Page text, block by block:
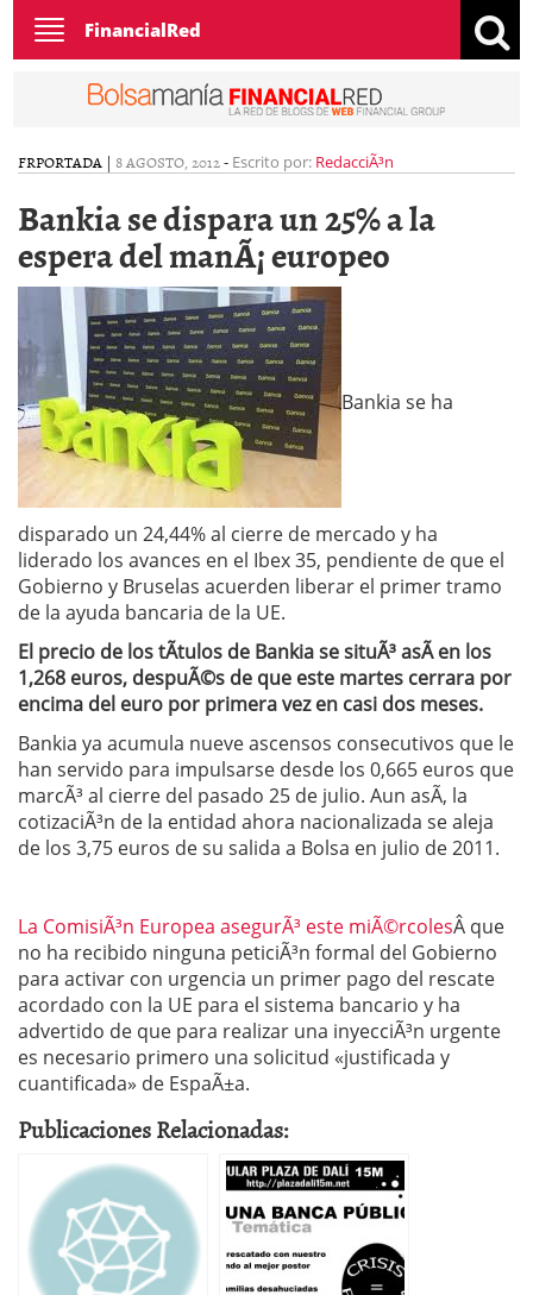
Toggle
navigation
FinancialRed
FRPORTADA | 8 AGOSTO, 2012- Escrito por: RedacciÃ³n
Bankia se dispara un 25% a la
espera del manÃ¡ europeo
Bankia se ha
disparado un 24,44% al cierre de mercado y ha
liderado los avances en el Ibex 35, pendiente de que el
Gobierno y Bruselas acuerden liberar el primer tramo
de la ayuda bancaria de la UE.
El precio de los tÃ­tulos de Bankia se situÃ³ asÃ­ en los
1,268 euros, despuÃ©s de que este martes cerrara por
encima del euro por primera vez en casi dos meses.
Bankia ya acumula nueve ascensos consecutivos que le
han servido para impulsarse desde los 0,665 euros que
marcÃ³ al cierre del pasado 25 de julio. Aun asÃ­, la
cotizaciÃ³n de la entidad ahora nacionalizada se aleja
de los 3,75 euros de su salida a Bolsa en julio de 2011.
La ComisiÃ³n Europea asegurÃ³ este miÃ©rcolesÂ que
no ha recibido ninguna peticiÃ³n formal del Gobierno
para activar con urgencia un primer pago del rescate
acordado con la UE para el sistema bancario y ha
advertido de que para realizar una inyecciÃ³n urgente
es necesario primero una solicitud «justificada y
cuantificada» de EspaÃ±a.
Publicaciones Relacionadas: